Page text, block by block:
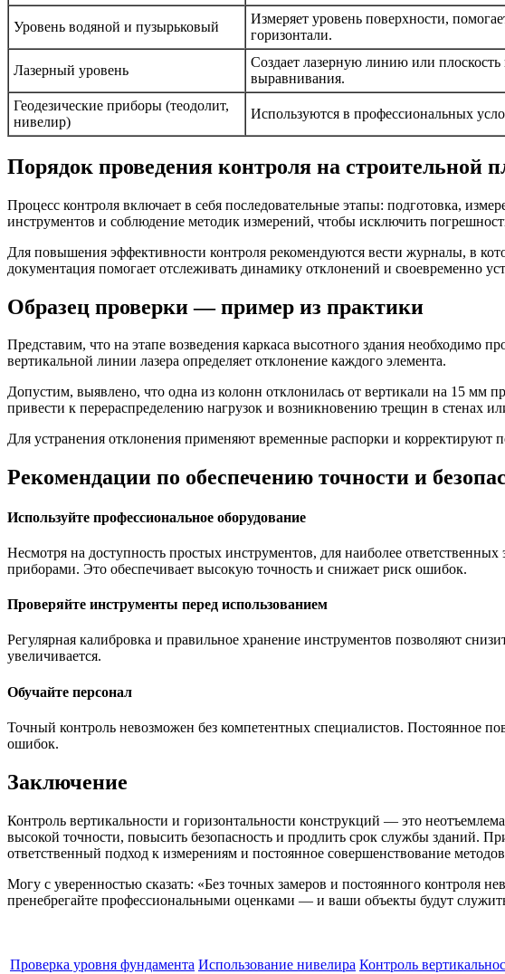
Уровень водяной и пузырьковый
Измеряет уровень поверхности,
горизонтали.
Лазерный уровень
Создает лазерную линию или плоскость
выравнивания.
Геодезические приборы (теодолит,
нивелир)
Используются в профессиональных
Порядок проведения контроля на строительной
Процесс контроля включает в себя последовательные этапы: подготовка,
инструментов и соблюдение методик измерений, чтобы исключить
Для повышения эффективности контроля рекомендуются вести журналы, в
документация помогает отслеживать динамику отклонений и своевременно
Образец проверки — пример из практики
Представим, что на этапе возведения каркаса высотного здания необходимо
вертикальной линии лазера определяет отклонение каждого элемента.
Допустим, выявлено, что одна из колонн отклонилась от вертикали на 15 мм
привести к перераспределению нагрузок и возникновению трещин в стенах
Для устранения отклонения применяют временные распорки и
Рекомендации по обеспечению точности и
Используйте профессиональное оборудование
Несмотря на доступность простых инструментов, для наиболее
приборами. Это обеспечивает высокую точность и снижает риск ошибок.
Проверяйте инструменты перед использованием
Регулярная калибровка и правильное хранение инструментов позволяют
увеличивается.
Обучайте персонал
Точный контроль невозможен без компетентных специалистов. Постоянное
ошибок.
Заключение
Контроль вертикальности и горизонтальности конструкций — это
высокой точности, повысить безопасность и продлить срок службы зданий.
ответственный подход к измерениям и постоянное совершенствование
Могу с уверенностью сказать: «Без точных замеров и постоянного контроля
пренебрегайте профессиональными оценками — и ваши объекты будут служить
Проверка уровня фундамента Использование нивелира Контроль